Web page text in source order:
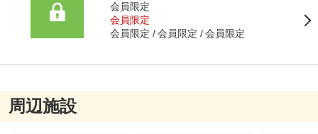
会員限定
会員限定
会員限定
会員限定 会員限定
周辺施設